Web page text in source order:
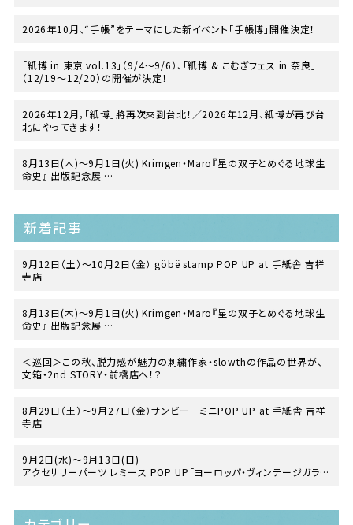
2026年10月、“手帳”をテーマにした新イベント「手帳博」開催決定！
「紙博 in 東京 vol.13」（9/4〜9/6）、「紙博 & こむぎフェス in 奈良」
（12/19〜12/20）の開催が決定！
2026年12月，「紙博」將再次來到台北！／2026年12月、紙博が再び台
北にやってきます！
8月13日(木)〜9月1日(火) Krimgen・Maro『星の双子とめぐる地球生
命史』 出版記念展
新着記事
9月12日（土）〜10月2日（金） göbë stamp POP UP at 手紙舎 吉祥
寺店
8月13日(木)〜9月1日(火) Krimgen・Maro『星の双子とめぐる地球生
命史』 出版記念展
＜巡回＞この秋、脱力感が魅力の刺繍作家・slowthの作品の世界が、
文箱・2nd STORY・前橋店へ！？
8月29日（土）〜9月27日（金）サンビー ミニPOP UP at 手紙舎 吉祥
寺店
9月2日(水)～9月13日(日)
アクセサリーパーツ レミース POP UP「ヨーロッパ・ヴィンテージガラス